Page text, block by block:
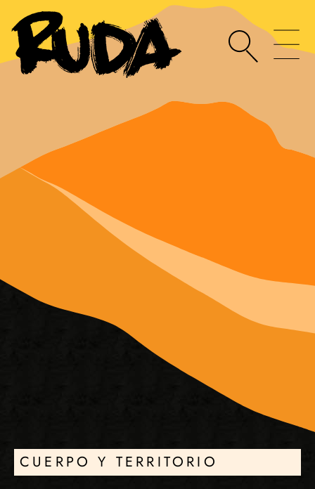
CUERPO Y TERRITORIO